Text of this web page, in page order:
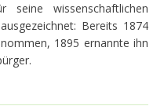
wissenschaftlichen
Bereits 1874
1895 ernannte ihn